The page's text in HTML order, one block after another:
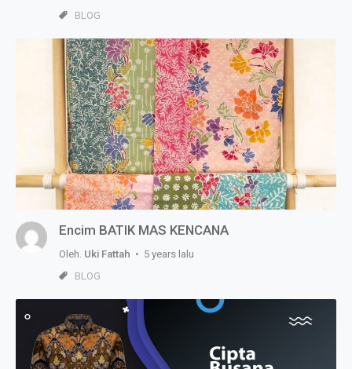
BLOG
Encim BATIK MAS KENCANA
Oleh. Uki Fattah • 5 years lalu
BLOG